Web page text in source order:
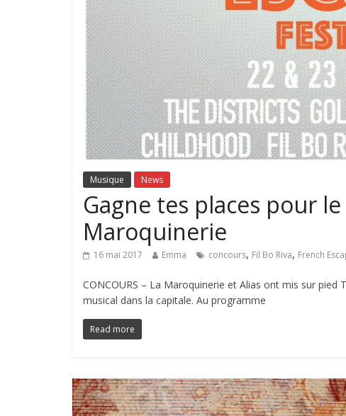
Musique News
Gagne tes places pour
Maroquinerie
16 mai 2017 Emma concours, Fil Bo Riva, French
CONCOURS – La Maroquinerie et Alias ont mis sur pied
musical dans la capitale. Au programme
Read more